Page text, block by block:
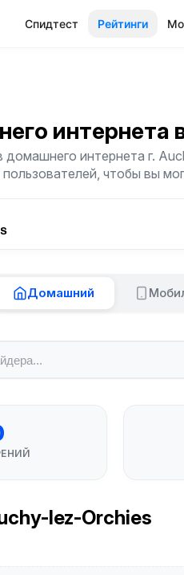
Спидтест Рейтинги
интернета
интернета г.
чтобы вы
Домашний
lez-Orchies